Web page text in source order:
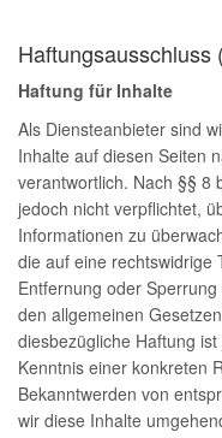
Haftungsausschluss
Haftung für Inhalte
Als Diensteanbieter sind
Inhalte auf diesen Seiten
verantwortlich. Nach §§ 8
jedoch nicht verpflichtet,
Informationen zu
die auf eine rechtswidrige
Entfernung oder
den allgemeinen
diesbezügliche Haftung
Kenntnis einer konkreten
Bekanntwerden von
wir diese Inhalte